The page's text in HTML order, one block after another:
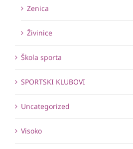
Zenica
Živinice
Škola sporta
SPORTSKI KLUBOVI
Uncategorized
Visoko